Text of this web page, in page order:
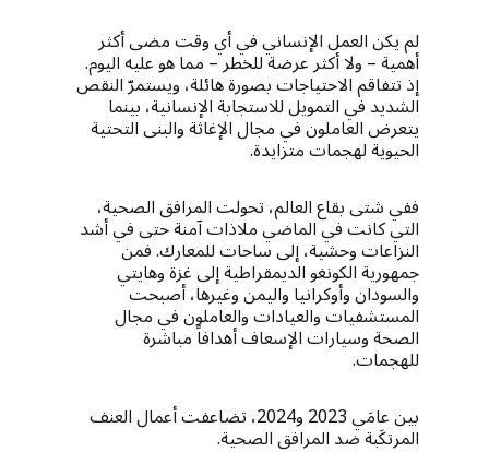
لم يكن العمل الإنساني في أي وقت مضى أكثر
أهمية – ولا أكثر عرضة للخطر – مما هو عليه اليوم.
إذ تتفاقم الاحتياجات بصورة هائلة، ويستمرّ النقص
الشديد في التمويل للاستجابة الإنسانية، بينما
يتعرض العاملون في مجال الإغاثة والبنى التحتية
الحيوية لهجمات متزايدة.
ففي شتى بقاع العالم، تحولت المرافق الصحية،
التي كانت في الماضي ملاذات آمنة حتى في أشد
النزاعات وحشية، إلى ساحات للمعارك. فمن
جمهورية الكونغو الديمقراطية إلى غزة وهايتي
والسودان وأوكرانيا واليمن وغيرها، أصبحت
المستشفيات والعيادات والعاملون في مجال
الصحة وسيارات الإسعاف أهدافاً مباشرة
للهجمات.
بين عامَي 2023 و2024، تضاعفت أعمال العنف
المرتكَبة ضد المرافق الصحية.